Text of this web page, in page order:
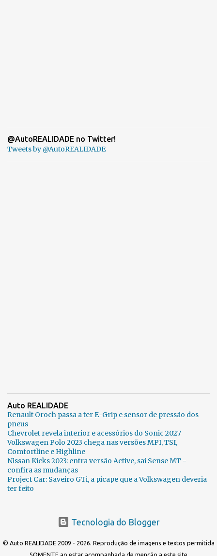
@AutoREALIDADE no Twitter!
Tweets by @AutoREALIDADE
Auto REALIDADE
Renault Oroch passa a ter E-Grip e sensor de pressão dos
pneus
Chevrolet revela interior e acessórios do Sonic 2027
Volkswagen Polo 2023 chega nas versões MPI, TSI,
Comfortline e Highline
Nissan Kicks 2023: entra versão Active, sai Sense MT -
confira as mudanças
Project Car: Saveiro GTi, a picape que a Volkswagen deveria
ter feito
Tecnologia do Blogger
© Auto REALIDADE 2009 - 2026. Reprodução de imagens e textos permitida
SOMENTE ao estar acompanhada de menção a este site